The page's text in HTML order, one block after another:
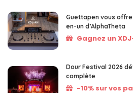
Guettapen vous
en-un d’AlphaTheta
Gagnez un
Dour Festival 2026
complète
-10% sur vos